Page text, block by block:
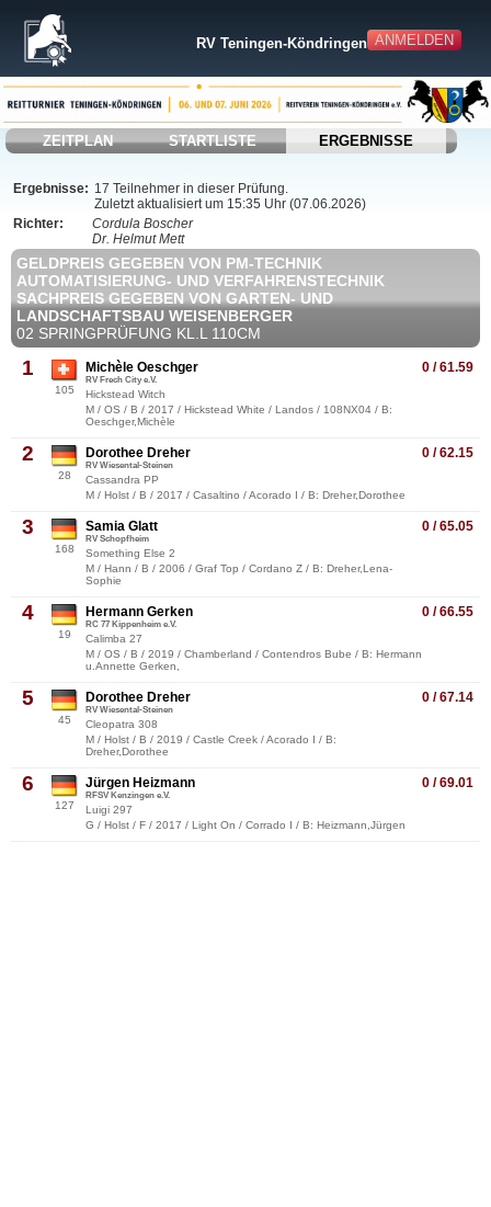
ANMELDEN
RV Teningen-Köndringen
ZEITPLAN STARTLISTE ERGEBNISSE
Ergebnisse: 17 Teilnehmer in dieser Prüfung.
Zuletzt aktualisiert um 15:35 Uhr (07.06.2026)
Richter:
Cordula Boscher
Dr. Helmut Mett
GELDPREIS GEGEBEN VON PM-TECHNIK
AUTOMATISIERUNG- UND VERFAHRENSTECHNIK
SACHPREIS GEGEBEN VON GARTEN- UND
LANDSCHAFTSBAU WEISENBERGER
02 SPRINGPRÜFUNG KL.L 110CM
1
105
0 / 61.59
Michèle Oeschger
RV Frech City e.V.
Hickstead Witch
M / OS / B / 2017 / Hickstead White / Landos / 108NX04 / B:
Oeschger,Michèle
2
28
0 / 62.15
Dorothee Dreher
RV Wiesental-Steinen
Cassandra PP
M / Holst / B / 2017 / Casaltino / Acorado I / B: Dreher,Dorothee
3
168
0 / 65.05
Samia Glatt
RV Schopfheim
Something Else 2
M / Hann / B / 2006 / Graf Top / Cordano Z / B: Dreher,Lena-
Sophie
4
19
0 / 66.55
Hermann Gerken
RC 77 Kippenheim e.V.
Calimba 27
M / OS / B / 2019 / Chamberland / Contendros Bube / B: Hermann
u.Annette Gerken,
5
45
0 / 67.14
Dorothee Dreher
RV Wiesental-Steinen
Cleopatra 308
M / Holst / B / 2019 / Castle Creek / Acorado I / B:
Dreher,Dorothee
6
127
0 / 69.01
Jürgen Heizmann
RFSV Kenzingen e.V.
Luigi 297
G / Holst / F / 2017 / Light On / Corrado I / B: Heizmann,Jürgen